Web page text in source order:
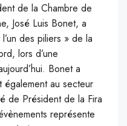
de la Chambre de
José Luis Bonet, a
des piliers » de la
lors d’une
Bonet a
au secteur
de Président de la Fira
représente